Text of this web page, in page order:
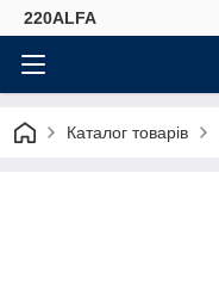
220ALFA
Каталог товарів